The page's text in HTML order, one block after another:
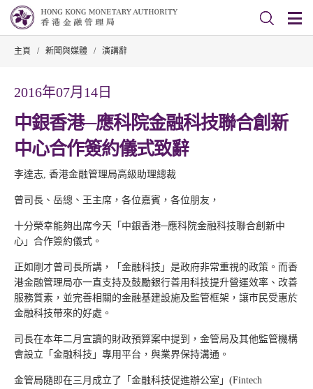
主頁 / 新聞與媒體 / 演講辭
2016年07月14日
中銀香港─應科院金融科技聯合創新
中心合作簽約儀式致辭
李達志, 香港金融管理局高級助理總裁
曾司長、岳總、王主席，各位嘉賓，各位朋友，
十分榮幸能夠出席今天「中銀香港─應科院金融科技聯合創新中
心」合作簽約儀式。
正如剛才曾司長所講，「金融科技」是政府非常重視的政策。而香
港金融管理局亦一直支持及鼓勵銀行善用科技提升營運效率、改善
服務質素，並完善相關的金融基建設施及監管框架，讓市民受惠於
金融科技帶來的好處。
司長在本年二月宣讀的財政預算案中提到，金管局及其他監管機構
會設立「金融科技」專用平台，與業界保持溝通。
金管局隨即在三月成立了「金融科技促進辦公室」(Fintech